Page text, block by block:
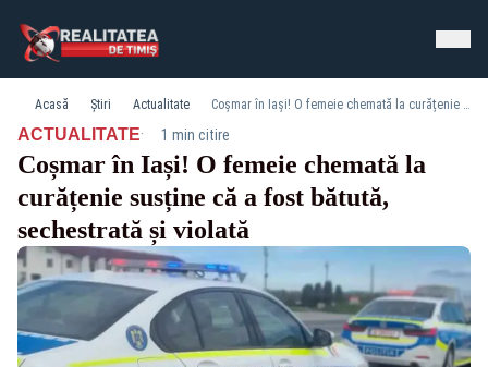
Acasă Știri Actualitate Coșmar în Iași! O femeie chemată la curățenie susține că a fost bătută, sechestrată și violată
ACTUALITATE· 1 min citire
Coșmar în Iași! O femeie chemată la
curățenie susține că a fost bătută,
sechestrată și violată